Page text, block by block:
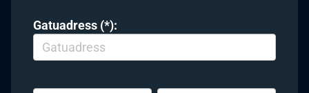
Gatuadress (*):